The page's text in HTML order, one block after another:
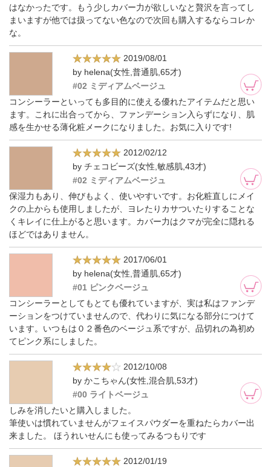
はなかったです。もう少しカバー力が欲しいなと贅沢を言ってし
まいますが他では扱ってない色なので次回も購入するならコレか
な。
2019/08/01
by helena(女性,普通肌,65才)
#02 ミディアムベージュ
コンシーラーといっても多目的に使える優れたアイテムだと思い
ます。これに出合ってから、ファンデーション入らずになり、肌
感を生かせる薄化粧メークになりました。お気に入りです!
2012/02/12
by チェコビーズ(女性,敏感肌,43才)
#02 ミディアムベージュ
保湿力もあり、伸びもよく、使いやすいです。お化粧直しにメイ
クの上からも使用しましたが、ヨレたりカサついたりすることな
くキレイに仕上がると思います。カバー力はクマが完全に隠れる
ほどではありません。
2017/06/01
by helena(女性,普通肌,65才)
#01 ピンクベージュ
コンシーラーとしてもとても優れていますが、実は私はファンデ
ーションをつけていませんので、代わりに気になる部分につけて
います。いつもは０２番色のベージュ系ですが、品切れの為初め
てピンク系にしました。
2012/10/08
by かこちゃん(女性,混合肌,53才)
#00 ライトベージュ
しみを消したいと購入しました。
筆使いは慣れていませんがフェイスパウダーを重ねたらカバー出
来ました。 ほうれいせんにも使ってみるつもりです
2012/01/19